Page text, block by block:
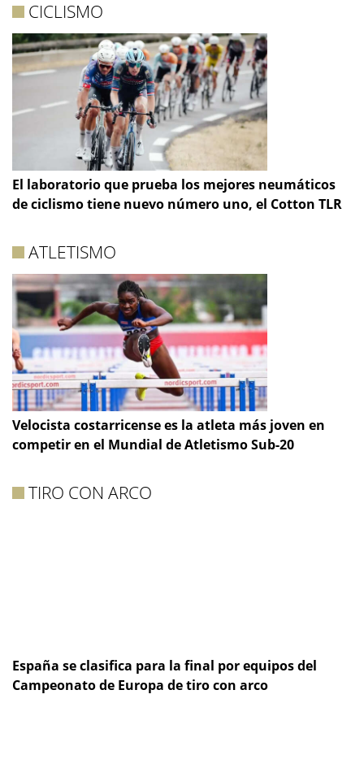
CICLISMO
El laboratorio que prueba los mejores neumáticos
de ciclismo tiene nuevo número uno, el Cotton TLR
ATLETISMO
Velocista costarricense es la atleta más joven en
competir en el Mundial de Atletismo Sub-20
TIRO CON ARCO
España se clasifica para la final por equipos del
Campeonato de Europa de tiro con arco